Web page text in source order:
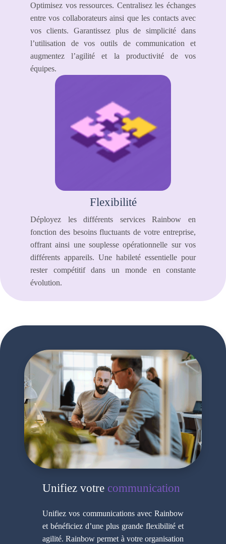
Optimisez vos ressources. Centralisez les échanges
entre vos collaborateurs ainsi que les contacts avec
vos clients. Garantissez plus de simplicité dans
l’utilisation de vos outils de communication et
augmentez l’agilité et la productivité de vos
équipes.
Flexibilité
Déployez les différents services Rainbow en
fonction des besoins fluctuants de votre entreprise,
offrant ainsi une souplesse opérationnelle sur vos
différents appareils. Une habileté essentielle pour
rester compétitif dans un monde en constante
évolution.
Unifiez votre communication
Unifiez vos communications avec Rainbow
et bénéficiez d’une plus grande flexibilité et
agilité. Rainbow permet à votre organisation